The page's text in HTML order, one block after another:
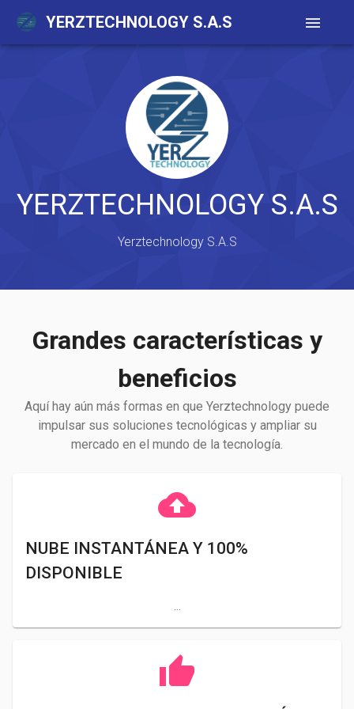
YERZTECHNOLOGY S.A.S menu
YERZTECHNOLOGY S.A.S
Yerztechnology S.A.S
Grandes características y
beneficios
Aquí hay aún más formas en que Yerztechnology puede
impulsar sus soluciones tecnológicas y ampliar su
mercado en el mundo de la tecnología.
cloud_upload
NUBE INSTANTÁNEA Y 100%
DISPONIBLE
thumb_up